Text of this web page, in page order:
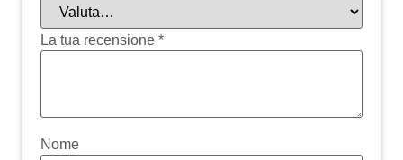
La tua recensione *
Nome